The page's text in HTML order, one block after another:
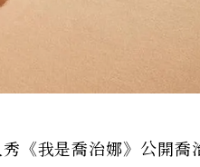
《我是喬治娜》公開喬